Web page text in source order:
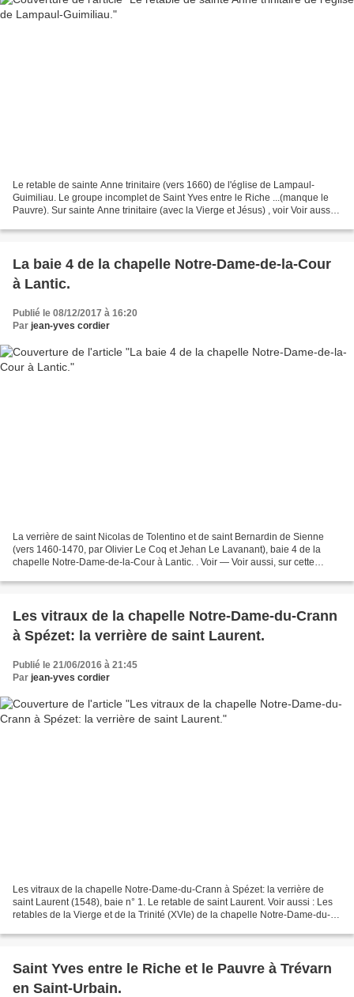
Le retable de sainte Anne trinitaire (vers 1660) de l'église de Lampaul-
Guimiliau. Le groupe incomplet de Saint Yves entre le Riche ...(manque le
Pauvre). Sur sainte Anne trinitaire (avec la Vierge et Jésus) , voir Voir aussi :
La baie 4 de la chapelle Notre-Dame-de-la-Cour
à Lantic.
Publié le 08/12/2017 à 16:20
Par jean-yves cordier
La verrière de saint Nicolas de Tolentino et de saint Bernardin de Sienne
(vers 1460-1470, par Olivier Le Coq et Jehan Le Lavanant), baie 4 de la
chapelle Notre-Dame-de-la-Cour à Lantic. . Voir — Voir aussi, sur cette
Les vitraux de la chapelle Notre-Dame-du-Crann
à Spézet: la verrière de saint Laurent.
Publié le 21/06/2016 à 21:45
Par jean-yves cordier
Les vitraux de la chapelle Notre-Dame-du-Crann à Spézet: la verrière de
saint Laurent (1548), baie n° 1. Le retable de saint Laurent. Voir aussi : Les
retables de la Vierge et de la Trinité (XVIe) de la chapelle Notre-Dame-du-
Saint Yves entre le Riche et le Pauvre à Trévarn
en Saint-Urbain.